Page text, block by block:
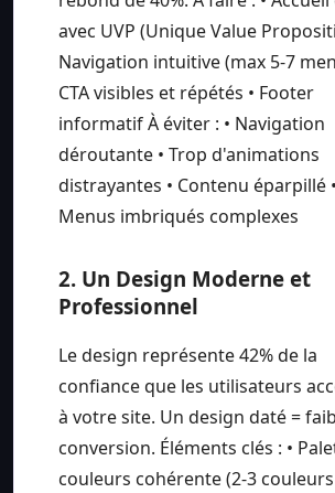
avec UVP (Unique Value
Navigation intuitive (max 5-7
CTA visibles et répétés • Footer
informatif À éviter : • Navigation
déroutante • Trop d'animations
distrayantes • Contenu éparpillé •
Menus imbriqués complexes
2. Un Design Moderne et
Professionnel
Le design représente 42% de la
confiance que les utilisateurs
à votre site. Un design daté =
conversion. Éléments clés : •
couleurs cohérente (2-3 couleurs